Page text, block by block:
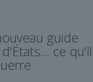
guide
ce qu'il